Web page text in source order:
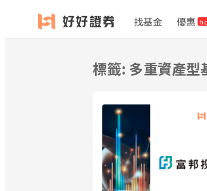
找基金 優惠
標籤: 多重資產型